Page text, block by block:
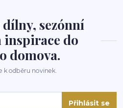
sezónní
inspirace do
domova.
k odběru novinek.
Přihlásit se